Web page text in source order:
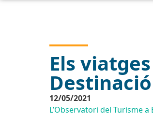
Els
12/05/2021
L’Observatori del Turisme